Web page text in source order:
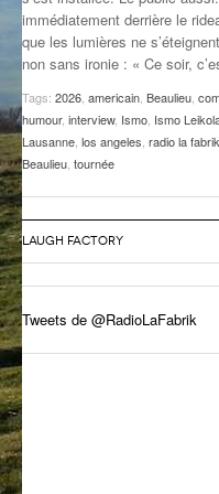
GROOVE N SUN
IL ÉTAIT UNE FOIS
L’ASTUCE DE LA
LA FABRIK POÉTIK
PLUS DE MIX
immédiatement derrière le
que les lumières ne
non sans ironie : « Ce soir,
Tags: 2026 americain Beaulieu
humour, interview, Ismo Ismo
Lausanne los angeles radio la fabrik
Beaulieu tournée
LAUGH FACTORY
Tweets de @RadioLaFabrik